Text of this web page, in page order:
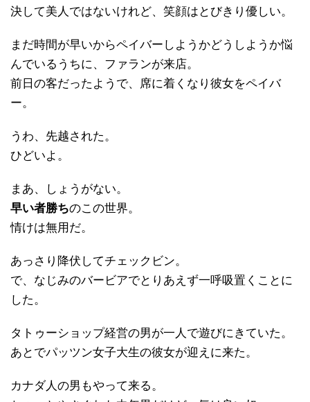
決して美人ではないけれど、笑顔はとびきり優しい。
まだ時間が早いからペイバーしようかどうしようか悩
んでいるうちに、ファランが来店。
前日の客だったようで、席に着くなり彼女をペイバ
ー。
うわ、先越された。
ひどいよ。
まあ、しょうがない。
早い者勝ちのこの世界。
情けは無用だ。
あっさり降伏してチェックビン。
で、なじみのバービアでとりあえず一呼吸置くことに
した。
タトゥーショップ経営の男が一人で遊びにきていた。
あとでパッツン女子大生の彼女が迎えに来た。
カナダ人の男もやって来る。